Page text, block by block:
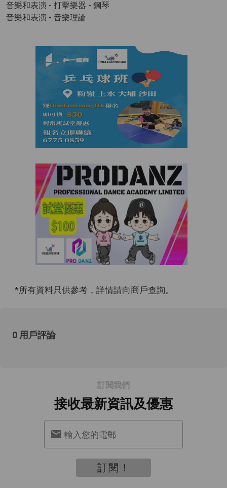
音樂和表演 - 打擊樂器 - 鋼琴
音樂和表演 - 音樂理論
*所有資料只供參考，詳情請向商戶查詢。
0 用戶評論
訂閱我們
接收最新資訊及優惠
輸入您的電郵
訂閱！